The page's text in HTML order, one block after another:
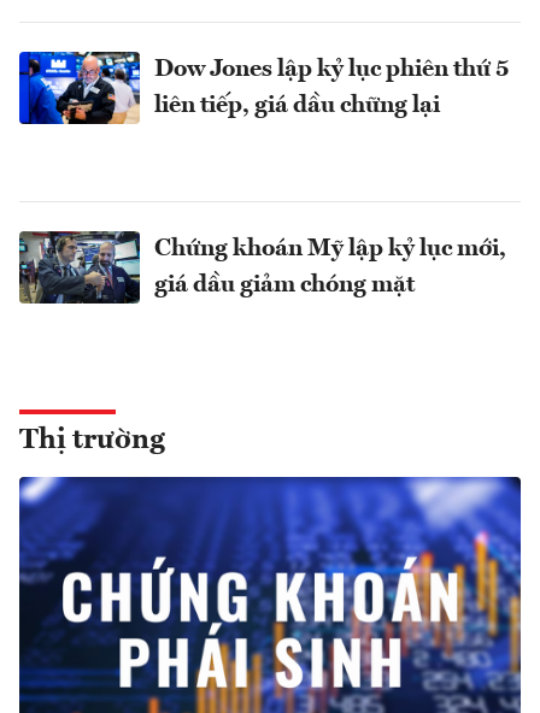
Dow Jones lập kỷ lục phiên thứ 5
liên tiếp, giá dầu chững lại
Chứng khoán Mỹ lập kỷ lục mới,
giá dầu giảm chóng mặt
Thị trường